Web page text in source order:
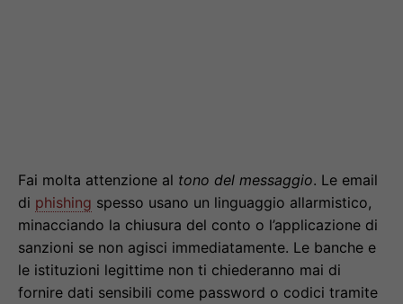
Fai molta attenzione al tono del messaggio. Le email
di phishing spesso usano un linguaggio allarmistico,
minacciando la chiusura del conto o l’applicazione di
sanzioni se non agisci immediatamente. Le banche e
le istituzioni legittime non ti chiederanno mai di
fornire dati sensibili come password o codici tramite